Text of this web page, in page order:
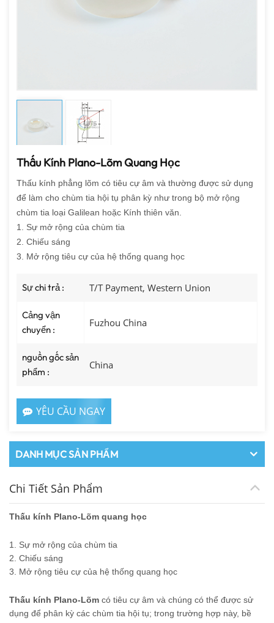
Thấu Kính Plano-Lõm Quang Học
Thấu kính phẳng lõm có tiêu cự âm và thường được sử dụng
để làm cho chùm tia hội tụ phân kỳ như trong bộ mở rộng
chùm tia loại Galilean hoặc Kính thiên văn.
1. Sự mở rộng của chùm tia
2. Chiếu sáng
3. Mở rộng tiêu cự của hệ thống quang học
Sự chi trả : T/T Payment, Western Union
Cảng vận
chuyển :
Fuzhou China
nguồn gốc sản
phẩm :
China
YÊU CẦU NGAY
DANH MỤC SẢN PHẨM
Chi Tiết Sản Phẩm
Thấu kính Plano-Lõm quang học
1. Sự mở rộng của chùm tia
2. Chiếu sáng
3. Mở rộng tiêu cự của hệ thống quang học
Thấu kính Plano-Lõm có tiêu cự âm và chúng có thể được sử
dụng để phân kỳ các chùm tia hội tụ; trong trường hợp này, bề